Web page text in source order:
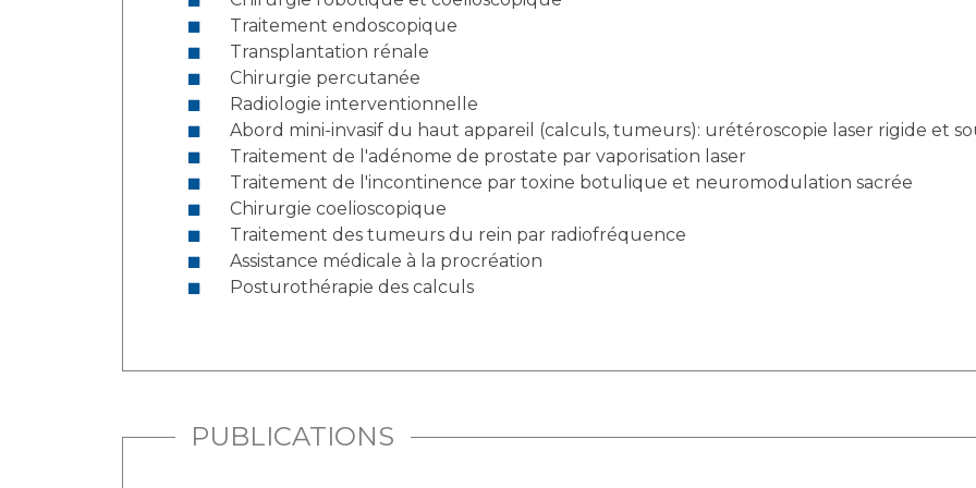
Traitement endoscopique
Transplantation rénale
Chirurgie percutanée
Radiologie interventionnelle
Abord mini-invasif du haut appareil (calculs, tumeurs): urétéroscopie laser rigide et
Traitement de l'adénome de prostate par vaporisation laser
Traitement de l'incontinence par toxine botulique et neuromodulation sacrée
Chirurgie coelioscopique
Traitement des tumeurs du rein par radiofréquence
Assistance médicale à la procréation
Posturothérapie des calculs
PUBLICATIONS